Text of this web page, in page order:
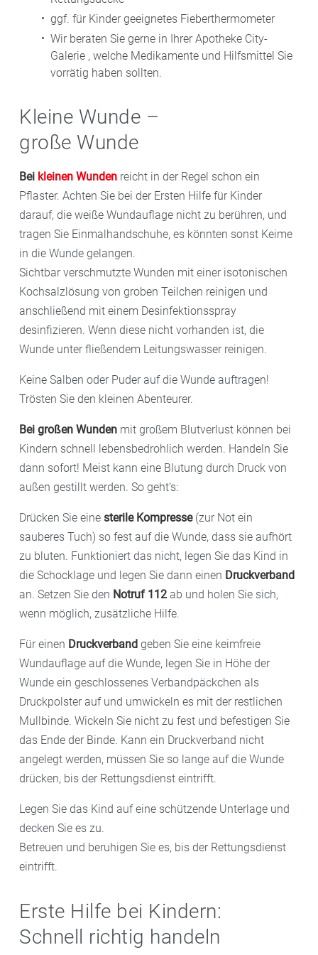
ggf. für Kinder geeignetes Fieberthermometer
Wir beraten Sie gerne in Ihrer Apotheke City-
Galerie , welche Medikamente und Hilfsmittel Sie
vorrätig haben sollten.
Kleine Wunde –
große Wunde
Bei kleinen Wunden reicht in der Regel schon ein
Pflaster. Achten Sie bei der Ersten Hilfe für Kinder
darauf, die weiße Wundauflage nicht zu berühren, und
tragen Sie Einmalhandschuhe, es könnten sonst Keime
in die Wunde gelangen.
Sichtbar verschmutzte Wunden mit einer isotonischen
Kochsalzlösung von groben Teilchen reinigen und
anschließend mit einem Desinfektionsspray
desinfizieren. Wenn diese nicht vorhanden ist, die
Wunde unter fließendem Leitungswasser reinigen.
Keine Salben oder Puder auf die Wunde auftragen!
Trösten Sie den kleinen Abenteurer.
Bei großen Wunden mit großem Blutverlust können bei
Kindern schnell lebensbedrohlich werden. Handeln Sie
dann sofort! Meist kann eine Blutung durch Druck von
außen gestillt werden. So geht’s:
Drücken Sie eine sterile Kompresse(zur Not ein
sauberes Tuch) so fest auf die Wunde, dass sie aufhört
zu bluten. Funktioniert das nicht, legen Sie das Kind in
die Schocklage und legen Sie dann einen Druckverband
an. Setzen Sie den Notruf 112 ab und holen Sie sich,
wenn möglich, zusätzliche Hilfe.
Für einen Druckverband geben Sie eine keimfreie
Wundauflage auf die Wunde, legen Sie in Höhe der
Wunde ein geschlossenes Verbandpäckchen als
Druckpolster auf und umwickeln es mit der restlichen
Mullbinde. Wickeln Sie nicht zu fest und befestigen Sie
das Ende der Binde. Kann ein Druckverband nicht
angelegt werden, müssen Sie so lange auf die Wunde
drücken, bis der Rettungsdienst eintrifft.
Legen Sie das Kind auf eine schützende Unterlage und
decken Sie es zu.
Betreuen und beruhigen Sie es, bis der Rettungsdienst
eintrifft.
Erste Hilfe bei Kindern:
Schnell richtig handeln